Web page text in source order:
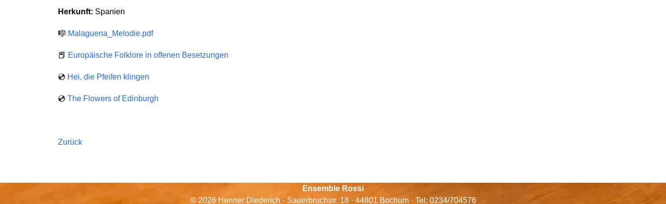
Herkunft: Spanien
🎼 Malaguena_Melodie.pdf
📕 Europäische Folklore in offenen Besetzungen
💿 Hei, die Pfeifen klingen
💿 The Flowers of Edinburgh
Zurück
Ensemble Rossi
© 2026 Henner Diederich · Sauerbruchstr. 18 · 44801 Bochum · Tel: 0234/704576